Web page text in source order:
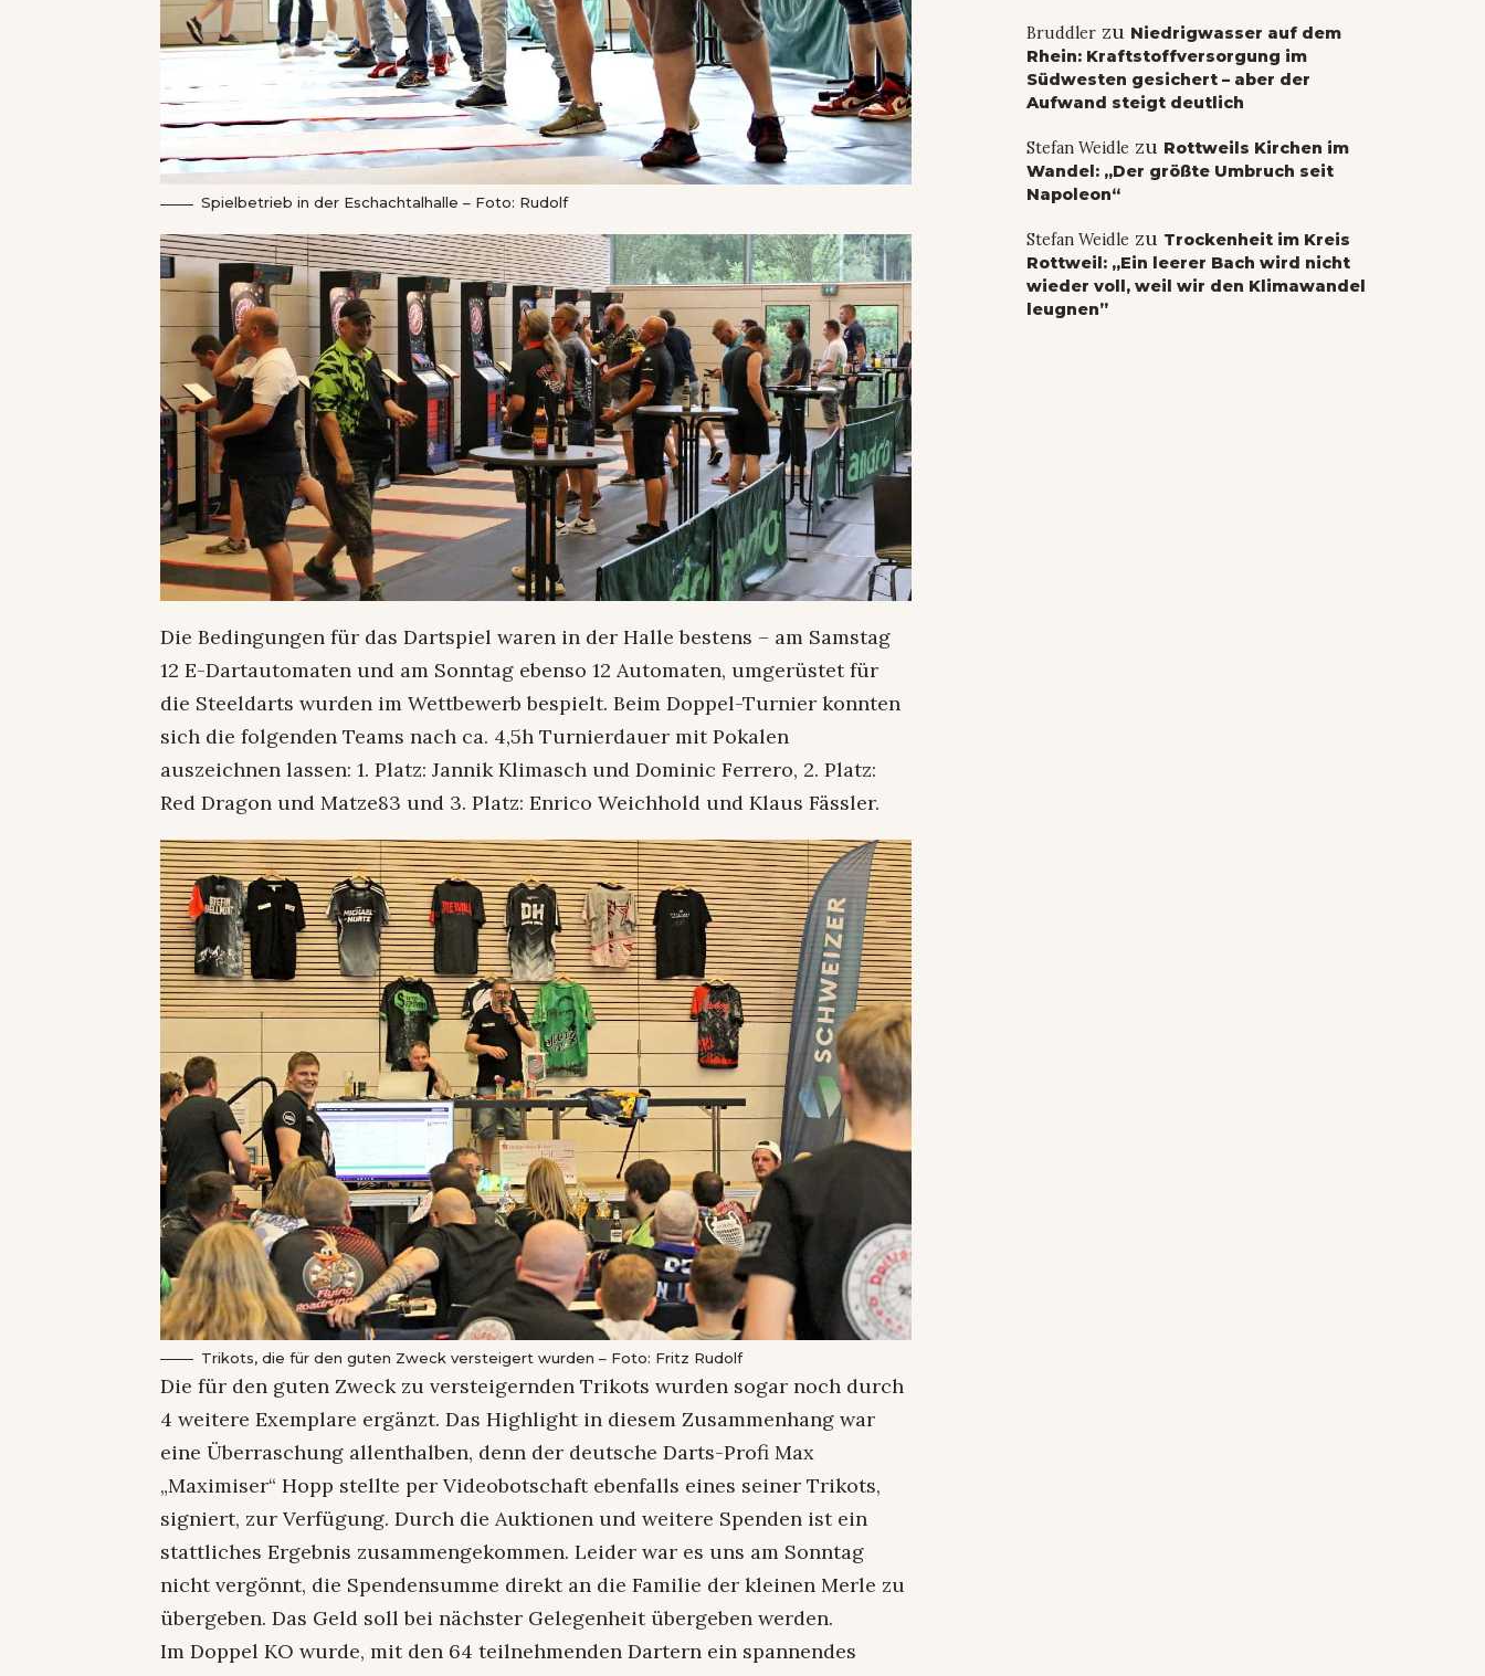
Spielbetrieb in der Eschachtalhalle – Foto: Rudolf
Die Bedingungen für das Dartspiel waren in der Halle bestens – am Samstag
12 E-Dartautomaten und am Sonntag ebenso 12 Automaten, umgerüstet für
die Steeldarts wurden im Wettbewerb bespielt. Beim Doppel-Turnier konnten
sich die folgenden Teams nach ca. 4,5h Turnierdauer mit Pokalen
auszeichnen lassen: 1. Platz: Jannik Klimasch und Dominic Ferrero, 2. Platz:
Red Dragon und Matze83 und 3. Platz: Enrico Weichhold und Klaus Fässler.
Trikots, die für den guten Zweck versteigert wurden – Foto: Fritz Rudolf
Die für den guten Zweck zu versteigernden Trikots wurden sogar noch durch
4 weitere Exemplare ergänzt. Das Highlight in diesem Zusammenhang war
eine Überraschung allenthalben, denn der deutsche Darts-Profi Max
„Maximiser“ Hopp stellte per Videobotschaft ebenfalls eines seiner Trikots,
signiert, zur Verfügung. Durch die Auktionen und weitere Spenden ist ein
stattliches Ergebnis zusammengekommen. Leider war es uns am Sonntag
nicht vergönnt, die Spendensumme direkt an die Familie der kleinen Merle zu
übergeben. Das Geld soll bei nächster Gelegenheit übergeben werden.
Im Doppel KO wurde, mit den 64 teilnehmenden Dartern ein spannendes
Bruddlerzu Niedrigwasser auf dem
Rhein: Kraftstoffversorgung im
Südwesten gesichert – aber der
Aufwand steigt deutlich
Stefan Weidle zu Rottweils Kirchen im
Wandel: „Der größte Umbruch seit
Napoleon“
Stefan Weidle zu Trockenheit im Kreis
Rottweil: „Ein leerer Bach wird nicht
wieder voll, weil wir den Klimawandel
leugnen”